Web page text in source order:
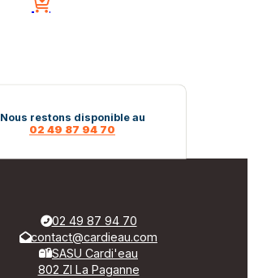
Nous restons disponible au
02 49 87 94 70
02 49 87 94 70
contact@cardieau.com
SASU Cardi'eau
802 ZI La Paganne